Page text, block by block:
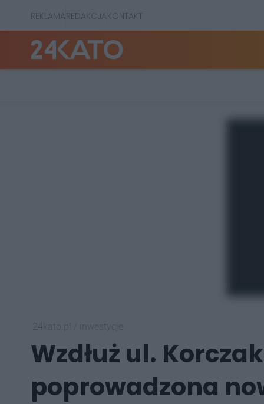
REKLAMAREDAKCJAKONTAKT
Wzdłuż ul.
poprowadzona